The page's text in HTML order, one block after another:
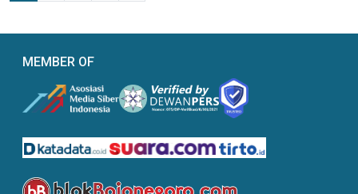
MEMBER OF